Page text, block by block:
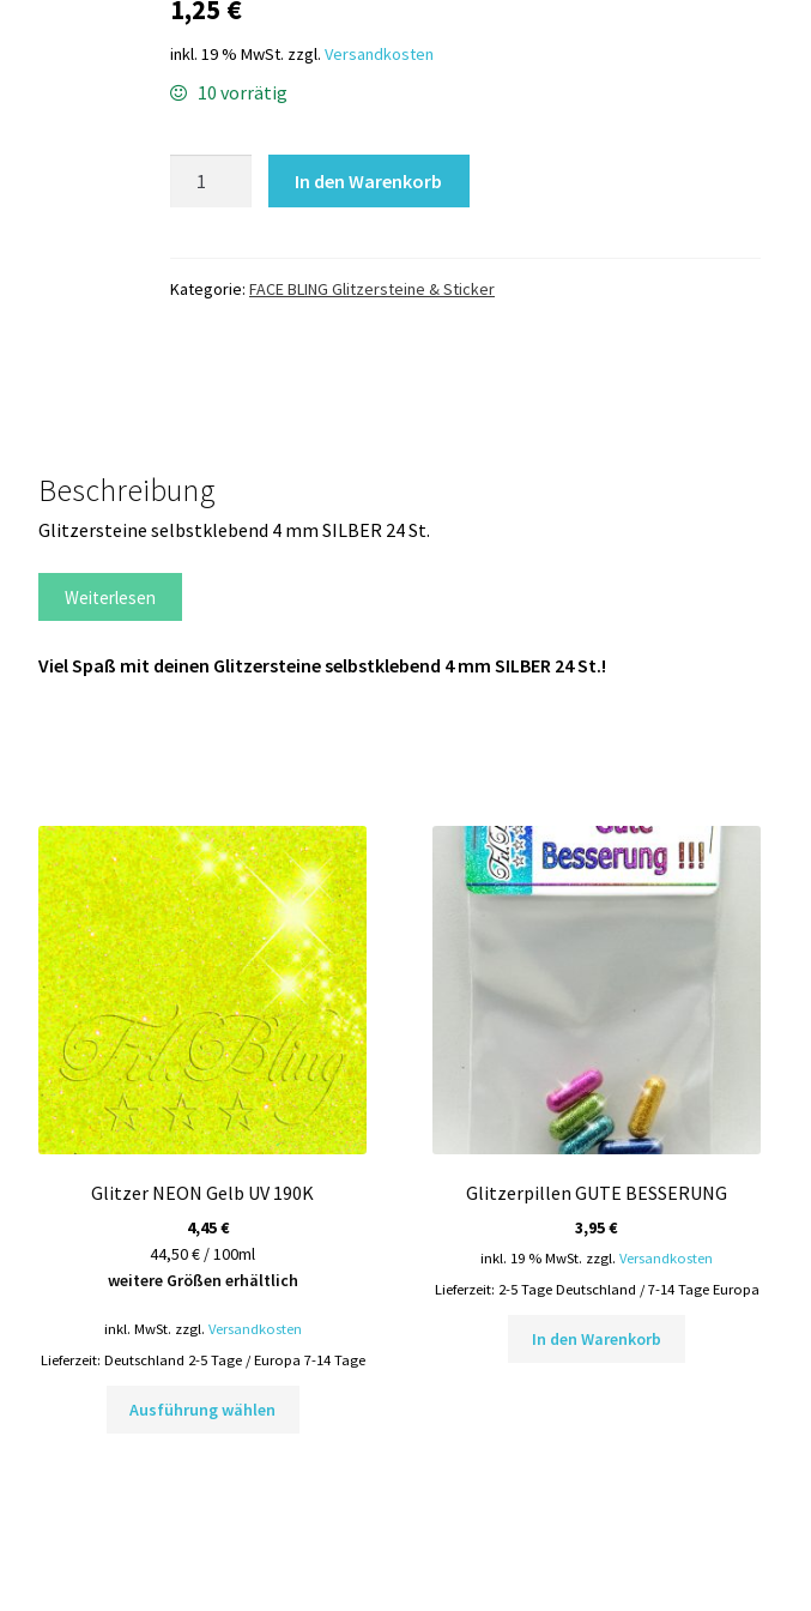
1,25 €
inkl. 19 % MwSt. zzgl. Versandkosten
10 vorrätig
SILBER
In den Warenkorb
Kategorie: FACE BLING Glitzersteine & Sticker
Beschreibung
Glitzersteine selbstklebend 4 mm SILBER 24 St.
Weiterlesen
Viel Spaß mit deinen Glitzersteine selbstklebend 4 mm SILBER 24 St.!
Glitzer NEON Gelb UV 190K
4,45€
44,50 € / 100ml
weitere Größen erhältlich
inkl. MwSt. zzgl. Versandkosten
Lieferzeit: Deutschland 2-5 Tage / Europa 7-14 Tage
Ausführung wählen
Glitzerpillen GUTE BESSERUNG
3,95€
inkl. 19 % MwSt. zzgl.Versandkosten
Lieferzeit: 2-5 Tage Deutschland / 7-14 Tage Europa
In den Warenkorb